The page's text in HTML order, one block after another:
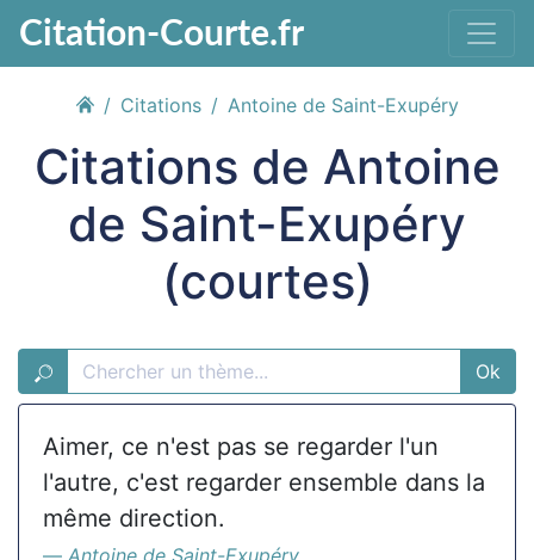
Citation-Courte.fr
Citations Antoine de Saint-Exupéry
Citations de Antoine
de Saint-Exupéry
(courtes)
Ok
Aimer, ce n'est pas se regarder l'un
l'autre, c'est regarder ensemble dans la
même direction.
Antoine de Saint-Exupéry